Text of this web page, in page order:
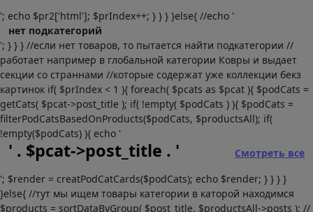
'; echo $pr2['html']; $prIndex++; } } } }else{ //echo '
нет подкатегорий
'; } } } //если нет товаров, то пытается найти подкатегории //
работает например в глобальной категории Ковры и выдает
секции со страннами //которые содержат уже коллекции бекз
картинок if( $prIndex < 1 ){ foreach( $pcats as $pcat ){ $podCats =
getCats( $pcat->post_title ); if( !empty( $podCats ) ){ $podCats =
filterPodCatsBasedOnProducts($podCats, $productsAll); if(
!empty($podCats) ){ echo '
' . $pcat->post_title . '
Смотреть все
'; $render = creatPodCatCards($podCats); echo $render; } } } }
}else{ //тут мы ищем товары категории в каторой находимся
$products = sortDataByGroup( $post_title, $productsAll->posts ); //